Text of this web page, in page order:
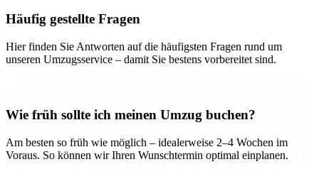
Häufig gestellte Fragen
Hier finden Sie Antworten auf die häufigsten Fragen rund um
unseren Umzugsservice – damit Sie bestens vorbereitet sind.
Wie früh sollte ich meinen Umzug buchen?
Am besten so früh wie möglich – idealerweise 2–4 Wochen im
Voraus. So können wir Ihren Wunschtermin optimal einplanen.